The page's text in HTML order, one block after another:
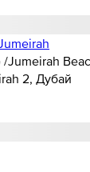
2, Дубай